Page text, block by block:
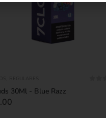
30Ml - Blue Razz